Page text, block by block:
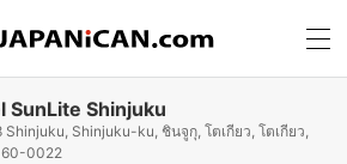
SunLite Shinjuku
Shinjuku, Shinjuku-ku, ชินจูกุ, โตเกียว, โตเกียว,
0022